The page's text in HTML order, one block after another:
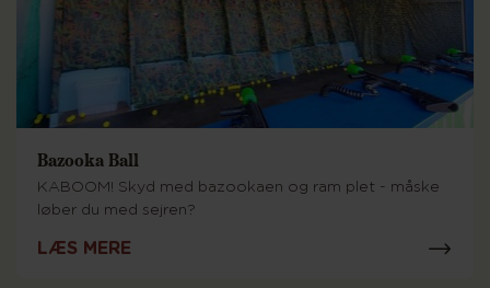
Bazooka Ball
KABOOM! Skyd med bazookaen og ram plet - måske
løber du med sejren?
LÆS MERE